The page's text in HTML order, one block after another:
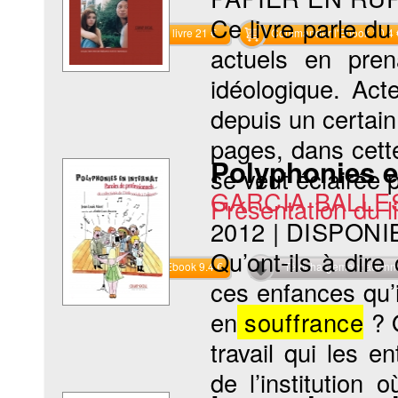
Commander le livre 21 € Commander l'Ebook 10.4
Ce livre parle
actuels en
idéologique.
depuis un
pages, dans
se veut éclairée
Présentation du
Commander l'Ebook 9.4 € Téléchargement
Polyphonies
GARCIA
2012|
Qu’ont-ils à
ces enfances
en souffrance ?
travail qui les
de l’institution